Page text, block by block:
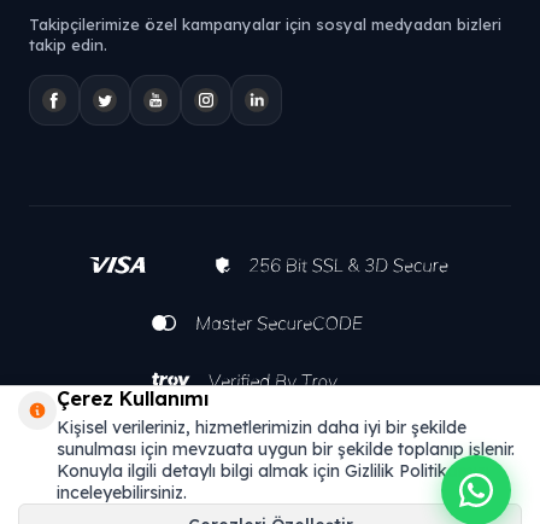
Takipçilerimize özel kampanyalar için sosyal medyadan bizleri
takip edin.
Çerez Kullanımı
Kişisel verileriniz, hizmetlerimizin daha iyi bir şekilde
sunulması için mevzuata uygun bir şekilde toplanıp işlenir.
Konuyla ilgili detaylı bilgi almak için Gizlilik Politikamızı
inceleyebilirsiniz.